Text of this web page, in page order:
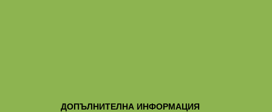
ДОПЪЛНИТЕЛНА ИНФОРМАЦИЯ